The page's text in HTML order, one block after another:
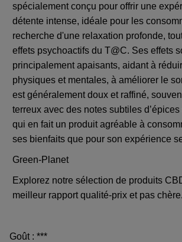
spécialement conçu pour offrir une
détente intense, idéale pour les
recherche d'une relaxation profonde,
effets psychoactifs du T@C. Ses effets
principalement apaisants, aidant à
physiques et mentales, à améliorer le
est généralement doux et raffiné,
terreux avec des notes subtiles
qui en fait un produit agréable à
ses bienfaits que pour son expérience
Green-Planet
Explorez notre sélection de produits
meilleur rapport qualité-prix et pas chère.
Goût : ***